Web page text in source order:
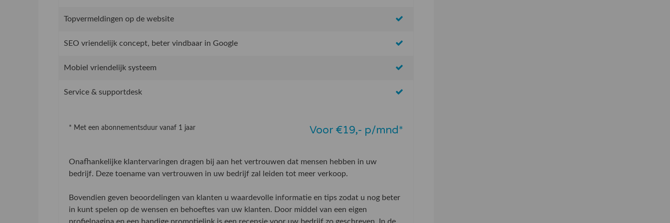
Topvermeldingen op de website
SEO vriendelijk concept, beter vindbaar in Google
Mobiel vriendelijk systeem
Service & supportdesk
* Met een abonnementsduur vanaf 1 jaar Voor €19,- p/mnd*
Onafhankelijke klantervaringen dragen bij aan het vertrouwen dat mensen hebben in uw
bedrijf. Deze toename van vertrouwen in uw bedrijf zal leiden tot meer verkoop.
Bovendien geven beoordelingen van klanten u waardevolle informatie en tips zodat u nog beter
in kunt spelen op de wensen en behoeftes van uw klanten. Door middel van een eigen